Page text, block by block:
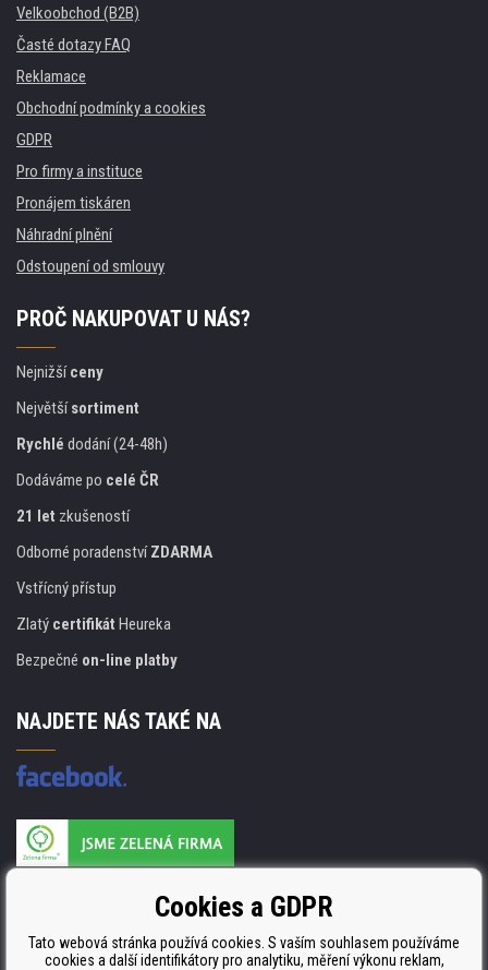
Velkoobchod (B2B)
Časté dotazy FAQ
Reklamace
Obchodní podmínky a cookies
GDPR
Pro firmy a instituce
Pronájem tiskáren
Náhradní plnění
Odstoupení od smlouvy
PROČ NAKUPOVAT U NÁS?
Nejnižšíceny
Největšísortiment
Rychlé dodání (24-48h)
Dodáváme po celé ČR
21 let zkušeností
Odborné poradenstvíZDARMA
Vstřícný přístup
Zlatý certifikát Heureka
Bezpečné on-line platby
NAJDETE NÁS TAKÉ NA
ISO 9001. ISO 14001 a STMC.Cookies a GDPR
Tato webová stránka používá cookies. S vaším souhlasem používáme
cookies a další identifikátory pro analytiku, měření výkonu reklam,